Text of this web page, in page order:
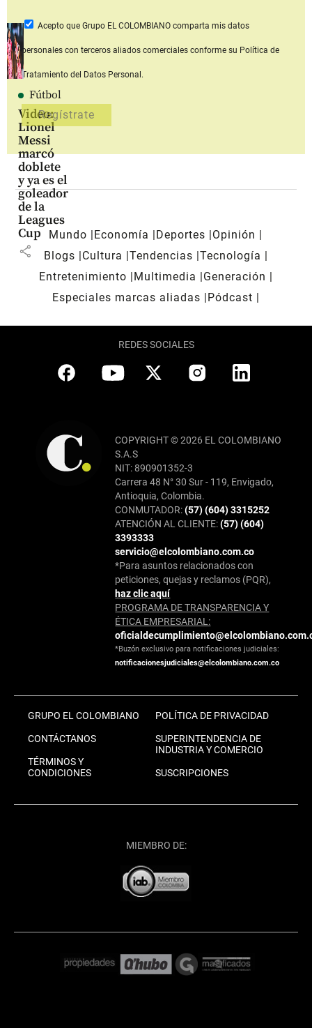
Fútbol
Video:
Lionel
Messi
marcó
doblete
y ya es el
goleador
de la
Leagues
Cup
share
Acepto que Grupo EL COLOMBIANOcomparta mis datos
personales con terceros aliados comerciales conforme su Política de
Tratamiento del Datos Personal.
Mundo Economía Deportes
Opinión
Blogs
Cultura Tendencias Tecnología
Entretenimiento
Multimedia
Generación
Especiales marcas aliadas
Pódcast
REDES SOCIALES
COPYRIGHT © 2026 EL COLOMBIANO
S.A.S
NIT: 890901352-3
Carrera 48 N° 30 Sur - 119, Envigado,
Antioquia, Colombia.
CONMUTADOR:(57) (604) 3315252
ATENCIÓN AL CLIENTE:(57) (604)
3393333
servicio@elcolombiano.com.co
*Para asuntos relacionados con
peticiones, quejas y reclamos (PQR),
haz clic aquí
PROGRAMA DE TRANSPARENCIA Y
ÉTICA EMPRESARIAL:
*Buzón exclusivo para notificaciones judiciales:
notificacionesjudiciales@elcolombiano.com.co
GRUPO EL COLOMBIANO
CONTÁCTANOS
TÉRMINOS Y
CONDICIONES
POLÍTICA DE PRIVACIDAD
SUPERINTENDENCIA DE
INDUSTRIA Y COMERCIO
SUSCRIPCIONES
MIEMBRO DE: